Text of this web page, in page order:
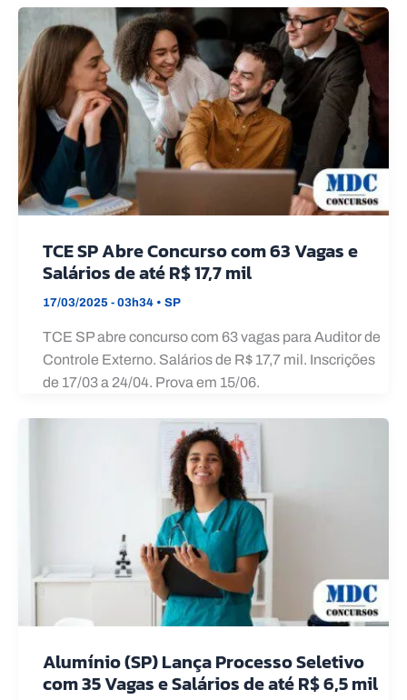
TCE SP Abre Concurso com 63 Vagas e
Salários de até R$ 17,7 mil
17/03/2025 - 03h34 • SP
TCE SP abre concurso com 63 vagas para Auditor de
Controle Externo. Salários de R$ 17,7 mil. Inscrições
de 17/03 a 24/04. Prova em 15/06.
Alumínio (SP) Lança Processo Seletivo
com 35 Vagas e Salários de até R$ 6,5 mil